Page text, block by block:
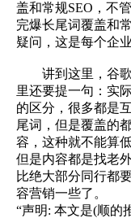
盖和常规SEO，不
完爆长尾词覆盖和
疑问，这是每个企
讲到这里，谷歌
里还要提一句：实
的区分，很多都是
尾词，但是覆盖的
容，这种就不能算
但是内容都是找老
比绝大部分同行都
容营销一些了。
“声明: 本文是(顺的